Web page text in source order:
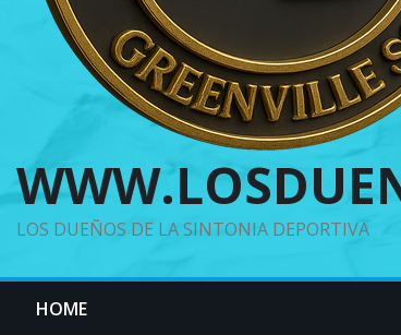
LOS DUEÑOS DE LA SINTONIA DEPORTIVA
HOME